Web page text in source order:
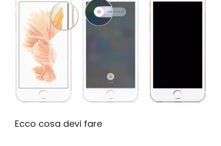
Ecco cosa devi fare